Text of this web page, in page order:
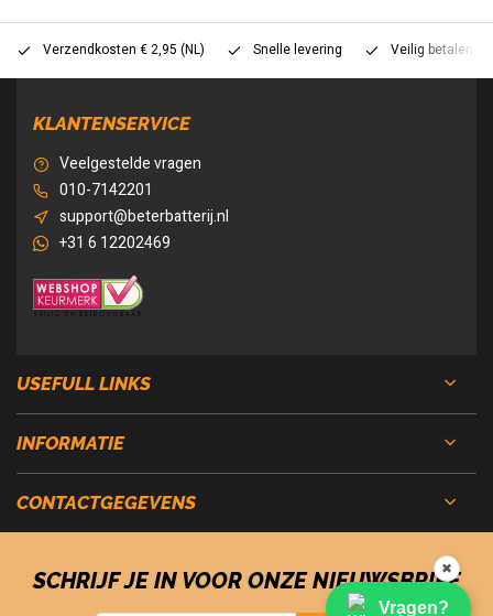
Verzendkosten € 2,95 (NL) Snelle levering Veilig betalen
KLANTENSERVICE
Veelgestelde vragen
010-7142201
support@beterbatterij.nl
+31 6 12202469
USEFULL LINKS
INFORMATIE
CONTACTGEGEVENS
SCHRIJF JE IN VOOR ONZE NIEUWSBRIEF
✖
Vragen?